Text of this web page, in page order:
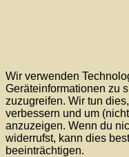
Wir verwenden
Geräteinformationen zu
zuzugreifen. Wir tun
verbessern und um
anzuzeigen. Wenn du
widerrufst, kann dies
beeinträchtigen.